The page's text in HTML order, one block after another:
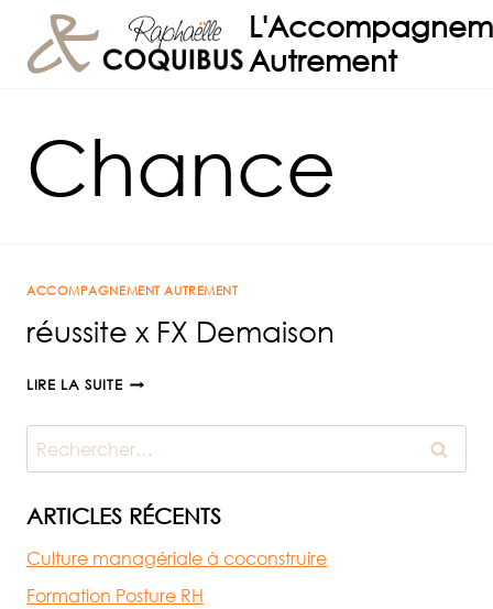
contenu
Autrement
Chance
ACCOMPAGNEMENT AUTREMENT
réussite x FX Demaison
LIRE LA SUITERÉUSSITE
FX
DEMAISON
Rechercher :
ARTICLES RÉCENTS
Culture managériale à coconstruire
Formation Posture RH